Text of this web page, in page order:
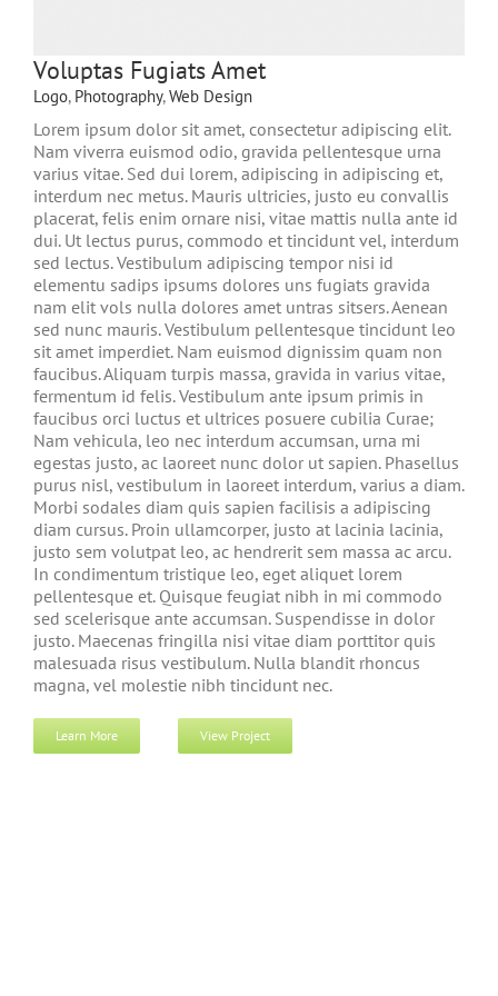
Voluptas Fugiats Amet
Logo, Photography,Web Design
Lorem ipsum dolor sit amet, consectetur adipiscing elit.
Nam viverra euismod odio, gravida pellentesque urna
varius vitae. Sed dui lorem, adipiscing in adipiscing et,
interdum nec metus. Mauris ultricies, justo eu convallis
placerat, felis enim ornare nisi, vitae mattis nulla ante id
dui. Ut lectus purus, commodo et tincidunt vel, interdum
sed lectus. Vestibulum adipiscing tempor nisi id
elementu sadips ipsums dolores uns fugiats gravida
nam elit vols nulla dolores amet untras sitsers. Aenean
sed nunc mauris. Vestibulum pellentesque tincidunt leo
sit amet imperdiet. Nam euismod dignissim quam non
faucibus. Aliquam turpis massa, gravida in varius vitae,
fermentum id felis. Vestibulum ante ipsum primis in
faucibus orci luctus et ultrices posuere cubilia Curae;
Nam vehicula, leo nec interdum accumsan, urna mi
egestas justo, ac laoreet nunc dolor ut sapien. Phasellus
purus nisl, vestibulum in laoreet interdum, varius a diam.
Morbi sodales diam quis sapien facilisis a adipiscing
diam cursus. Proin ullamcorper, justo at lacinia lacinia,
justo sem volutpat leo, ac hendrerit sem massa ac arcu.
In condimentum tristique leo, eget aliquet lorem
pellentesque et. Quisque feugiat nibh in mi commodo
sed scelerisque ante accumsan. Suspendisse in dolor
justo. Maecenas fringilla nisi vitae diam porttitor quis
malesuada risus vestibulum. Nulla blandit rhoncus
magna, vel molestie nibh tincidunt nec.
Learn More View Project